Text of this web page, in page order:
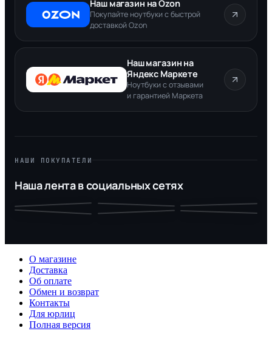
Наш магазин на Ozon
Покупайте ноутбуки с быстрой
доставкой Ozon
Наш магазин на
Яндекс Маркете
Ноутбуки с отзывами
и гарантией Маркета
НАШИ ПОКУПАТЕЛИ
Наша лента в социальных сетях
О магазине
Доставка
Об оплате
Обмен и возврат
Контакты
Для юрлиц
Полная версия